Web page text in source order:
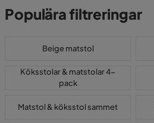
Populära filtreringar
Beige matstol
Köksstolar & matstolar 4-
pack
Matstol & köksstol sammet